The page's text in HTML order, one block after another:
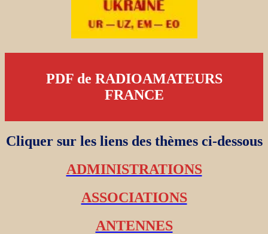
PDF de RADIOAMATEURS
FRANCE
Cliquer sur les liens des thèmes ci-dessous
ADMINISTRATIONS
ASSOCIATIONS
ANTENNES